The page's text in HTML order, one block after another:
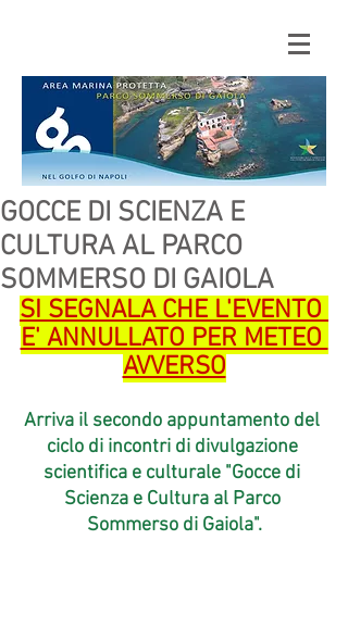
GOCCE DI SCIENZA E
CULTURA AL PARCO
SOMMERSO DI GAIOLA
SI SEGNALA CHE L'EVENTO
E' ANNULLATO PER METEO
AVVERSO
Arriva il secondo appuntamento del
ciclo di incontri di divulgazione
scientifica e culturale "Gocce di
Scienza e Cultura al Parco
Sommerso di Gaiola".